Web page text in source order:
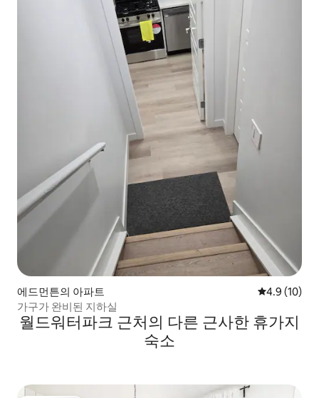
에드먼튼의 아파트 평점 4.9점(5
4.9 (10)
가구가 완비된 지하실
월드워터파크 근처의 다른 근사한 휴가지
숙소